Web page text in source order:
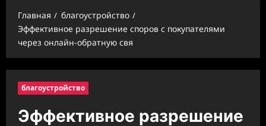
Главная
благоустройство
Эффективное разрешение споров с покупателями
через онлайн-обратную свя
благоустройство
Эффективное разрешение